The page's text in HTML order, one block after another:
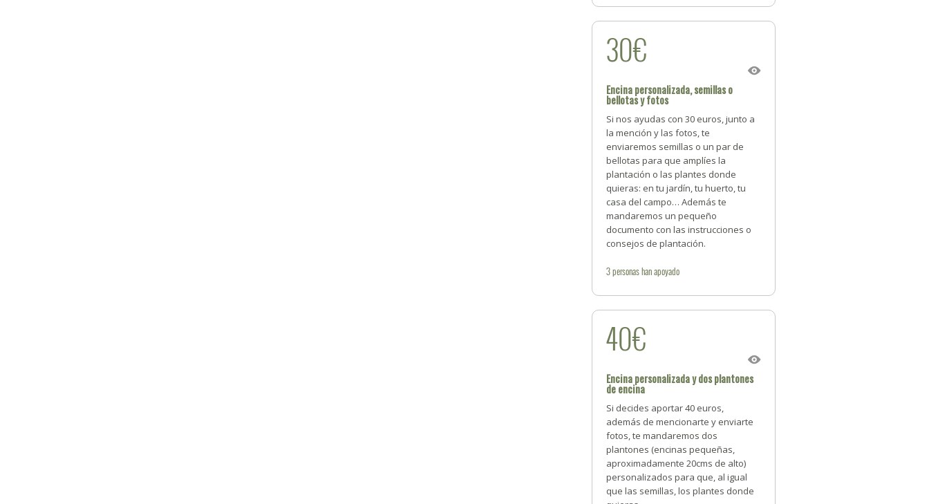
30€
Encina personalizada, semillas o
bellotas y fotos
Si nos ayudas con 30 euros, junto a
la mención y las fotos, te
enviaremos semillas o un par de
bellotas para que amplíes la
plantación o las plantes donde
quieras: en tu jardín, tu huerto, tu
casa del campo… Además te
mandaremos un pequeño
documento con las instrucciones o
consejos de plantación.
3personashan apoyado
40€
Encina personalizada y dos plantones
de encina
Si decides aportar 40 euros,
además de mencionarte y enviarte
fotos, te mandaremos dos
plantones (encinas pequeñas,
aproximadamente 20cms de alto)
personalizados para que, al igual
que las semillas, los plantes donde